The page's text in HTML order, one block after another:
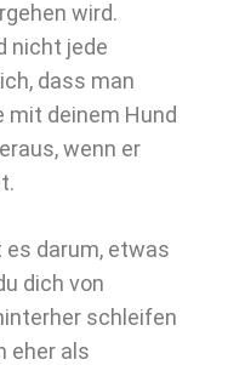
wird.
nicht jede
dass man
mit deinem Hund
wenn er
es darum, etwas
dich von
schleifen
eher als